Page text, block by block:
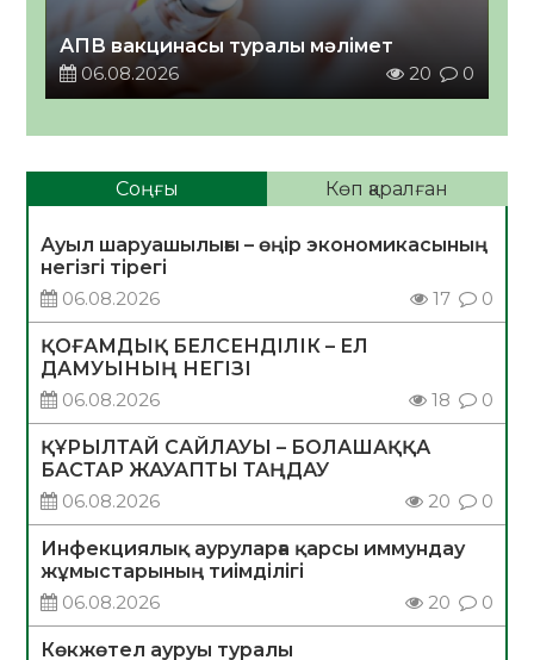
АПВ вакцинасы туралы мәлімет
06.08.2026
20 0
Соңғы Көп қаралған
Ауыл шаруашылығы – өңір экономикасының
негізгі тірегі
06.08.2026
17 0
ҚОҒАМДЫҚ БЕЛСЕНДІЛІК – ЕЛ
ДАМУЫНЫҢ НЕГІЗІ
06.08.2026
18 0
ҚҰРЫЛТАЙ САЙЛАУЫ – БОЛАШАҚҚА
БАСТАР ЖАУАПТЫ ТАҢДАУ
06.08.2026
20 0
Инфекциялық ауруларға қарсы иммундау
жұмыстарының тиімділігі
06.08.2026
20 0
Көкжөтел ауруы туралы